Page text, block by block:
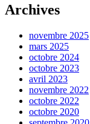
Archives
novembre 2025
mars 2025
octobre 2024
octobre 2023
avril 2023
novembre 2022
octobre 2022
octobre 2020